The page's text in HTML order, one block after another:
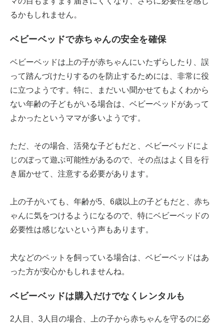
るかもしれません。
ベビーベッドで赤ちゃんの安全を確保
ベビーベッドは上の子が赤ちゃんにいたずらしたり、誤
って踏んづけたりするのを防止するためには、非常に役
に立つようです。特に、まだいい聞かせてもよくわから
ない年齢の子どもがいる場合は、ベビーベッドがあって
よかったというママが多いようです。
ただ、その場合、活発な子どもだと、ベビーベッドによ
じのぼって遊ぶ可能性があるので、その点はよく目を行
き届かせて、注意する必要があります。
上の子がいても、年齢が5、6歳以上の子どもだと、赤ち
ゃんに気をつけるようになるので、特にベビーベッドの
必要性は感じないという声もあります。
犬などのペットを飼っている場合は、ベビーベッドはあ
った方が安心かもしれませんね。
ベビーベッドは購入だけでなくレンタルも
2人目、3人目の場合、上の子から赤ちゃんを守るのに必